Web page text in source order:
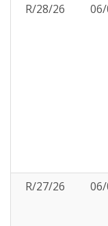
R/28/26
R/27/26